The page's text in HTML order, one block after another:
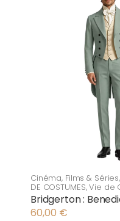
Cinéma, Films & Séries,
DE COSTUMES,Vie de
Bridgerton :
60,00 €